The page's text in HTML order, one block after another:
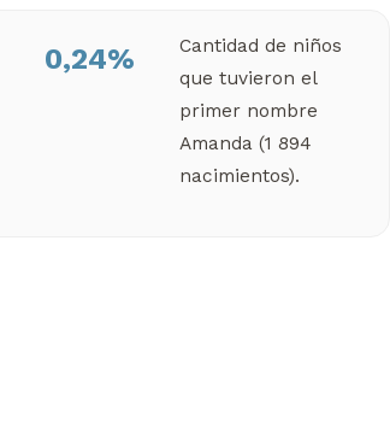
0,24%
Cantidad de niños
que tuvieron el
primer nombre
Amanda (1 894
nacimientos).